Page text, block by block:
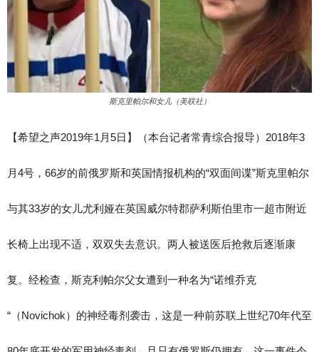
斯克里帕尔和女儿（美联社）
【希望之声2019年1月5日】 （本台记者常青综合报导） 2018年3
月4号，66岁的前俄罗斯和英国情报机构的“双面间谍”斯克里帕尔
与其33岁的女儿尤利娅在英国威尔特郡萨利斯伯里市一超市附近
长椅上出现不适，双双失去意识。两人被送医后抢救后逐渐康
复。经检查，斯克利帕尔父女遭到一种名为“诺维乔克
“（Novichok）的神经毒剂袭击，这是一种前苏联上世纪70年代至